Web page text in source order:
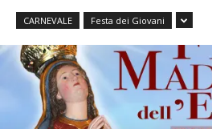
CARNEVALE Festa dei Giovani